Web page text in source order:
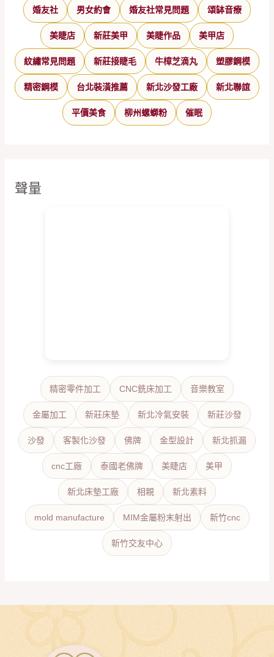
婚友社 男女約會 婚友社常見問題 頌缽音療
美睫店 新莊美甲 美睫作品 美甲店
紋繡常見問題 新莊接睫毛 牛樟芝滴丸 塑膠鋼模
精密鋼模 台北裝潢推薦 新北沙發工廠 新北聯誼
平價美食 柳州螺螄粉 催眠
聲量
精密零件加工 CNC銑床加工 音樂教室
金屬加工 新莊床墊 新北冷氣安裝 新莊沙發
沙發 客製化沙發 佛牌 金型設計 新北抓漏
cnc工廠 泰國老佛牌 美睫店 美甲
新北床墊工廠 相親 新北素料
mold manufacture MIM金屬粉末射出 新竹cnc
新竹交友中心